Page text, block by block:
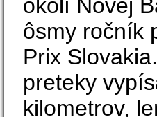
okolí Novej
ôsmy ročník
Prix
preteky
kilometrov,